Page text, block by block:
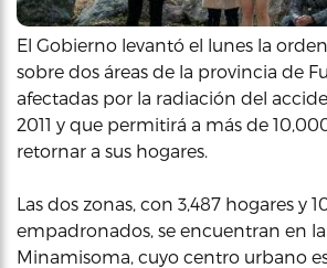
El Gobierno levantó el lunes la
sobre dos áreas de la provincia de
afectadas por la radiación del
2011 y que permitirá a más de
retornar a sus hogares.
Las dos zonas, con 3,487 hogares y
empadronados, se encuentran en
Minamisoma, cuyo centro urbano